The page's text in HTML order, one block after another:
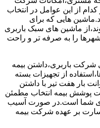
از این عوامل در انتخاب
هایی که برای
ماشین های سبک باربری
شهرها را به صرفه تر و راحت
شرکت باربری،داشتن بیمه
از تجهیزات بسته
بار هفت تیر با داشتن
پوشش بیمه انتخاب مطمئن
شما است.در صورت آسیب
بر عهده شرکت بیمه